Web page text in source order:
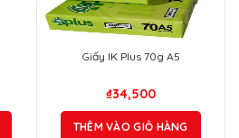
Giấy IK Plus 70g A5
₫34,500
THÊM VÀO GIỎ HÀNG